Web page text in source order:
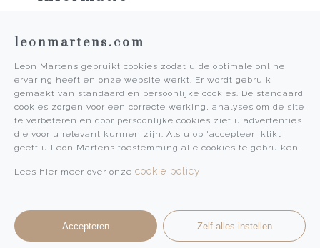
Historie
Algemene voorwaarden
Privacy Policy
Pers
Leon Martens
Leon Martens Juwelier
leonmartens.com
Leon Martens gebruikt cookies zodat u de optimale online
ervaring heeft en onze website werkt. Er wordt gebruik
gemaakt van standaard en persoonlijke cookies. De standaard
cookies zorgen voor een correcte werking, analyses om de site
te verbeteren en door persoonlijke cookies ziet u advertenties
die voor u relevant kunnen zijn. Als u op 'accepteer' klikt
geeft u Leon Martens toestemming alle cookies te gebruiken.
Lees hier meer over onze cookie policy
Accepteren Zelf alles instellen